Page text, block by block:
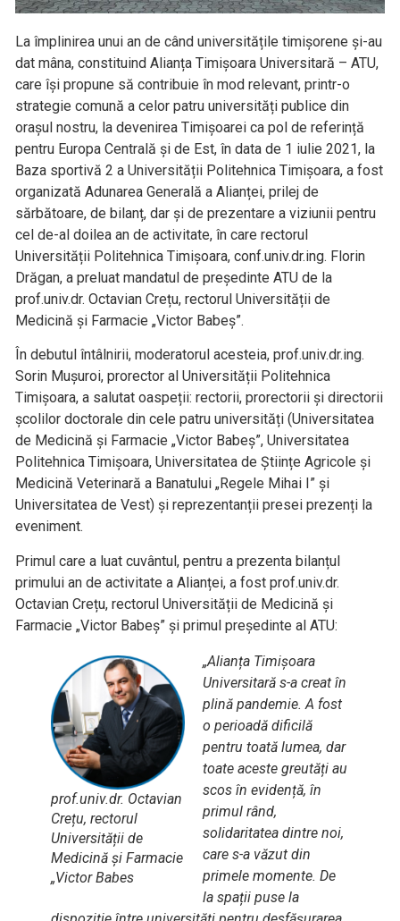
La împlinirea unui an de când universitățile timișorene și-au
dat mâna, constituind Alianța Timișoara Universitară – ATU,
care își propune să contribuie în mod relevant, printr-o
strategie comună a celor patru universități publice din
orașul nostru, la devenirea Timișoarei ca pol de referință
pentru Europa Centrală și de Est, în data de 1 iulie 2021, la
Baza sportivă 2 a Universității Politehnica Timișoara, a fost
organizată Adunarea Generală a Alianței, prilej de
sărbătoare, de bilanț, dar și de prezentare a viziunii pentru
cel de-al doilea an de activitate, în care rectorul
Universității Politehnica Timișoara, conf.univ.dr.ing. Florin
Drăgan, a preluat mandatul de președinte ATU de la
prof.univ.dr. Octavian Crețu, rectorul Universității de
Medicină și Farmacie „Victor Babeș”.
În debutul întâlnirii, moderatorul acesteia, prof.univ.dr.ing.
Sorin Mușuroi, prorector al Universității Politehnica
Timișoara, a salutat oaspeții: rectorii, prorectorii și directorii
școlilor doctorale din cele patru universități (Universitatea
de Medicină și Farmacie „Victor Babeș”, Universitatea
Politehnica Timișoara, Universitatea de Științe Agricole și
Medicină Veterinară a Banatului „Regele Mihai I” și
Universitatea de Vest) și reprezentanții presei prezenți la
eveniment.
Primul care a luat cuvântul, pentru a prezenta bilanțul
primului an de activitate a Alianței, a fost prof.univ.dr.
Octavian Crețu, rectorul Universității de Medicină și
Farmacie „Victor Babeș” și primul președinte al ATU:
prof.univ.dr. Octavian
Crețu, rectorul
Universității de
Medicină și Farmacie
„Victor Babes
„Alianța Timișoara
Universitară s-a creat în
plină pandemie. A fost
o perioadă dificilă
pentru toată lumea, dar
toate aceste greutăți au
scos în evidență, în
primul rând,
solidaritatea dintre noi,
care s-a văzut din
primele momente. De
la spații puse la